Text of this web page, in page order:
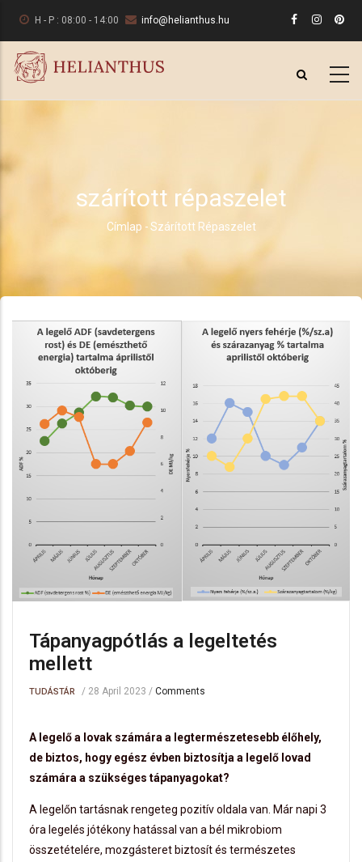
tartalomra
H - P : 08:00 - 14:00 info@helianthus.hu
szárított répaszelet
Morzsa
Címlap -Szárított Répaszelet
Tápanyagpótlás a legeltetés
mellett
TUDÁSTÁR / 28 April 2023 / Comments
A legelő a lovak számára a legtermészetesebb élőhely,
de biztos, hogy egész évben biztosítja a legelő lovad
számára a szükséges tápanyagokat?
A legelőn tartásnak rengeteg pozitív oldala van. Már napi 3
óra legelés jótékony hatással van a bél mikrobiom
összetételére, mozgásteret biztosít és természetes